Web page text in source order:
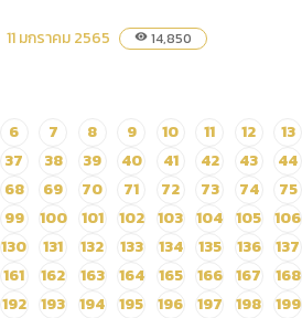
11 มกราคม 2565 visibility 14,850
6 7 8 9 10 11 12 13
37 38 39 40 41 42 43 44
68 69 70 71 72 73 74 75
99 100 101 102 103 104 105 106
130 131 132 133 134 135 136 137
161 162 163 164 165 166 167 168
192 193 194 195 196 197 198 199